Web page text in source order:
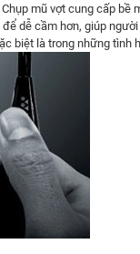
Chụp mũ vợt cung cấp bề
dễ cầm hơn, giúp
biệt là trong những tình